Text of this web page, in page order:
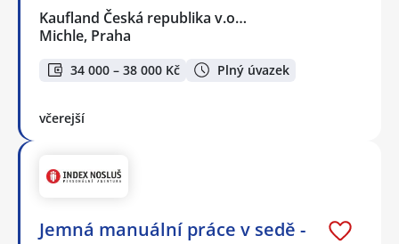
Kaufland Česká republika v.o…
Michle, Praha
34 000 – 38 000 Kč Plný úvazek
včerejší
Jemná manuální práce v sedě -